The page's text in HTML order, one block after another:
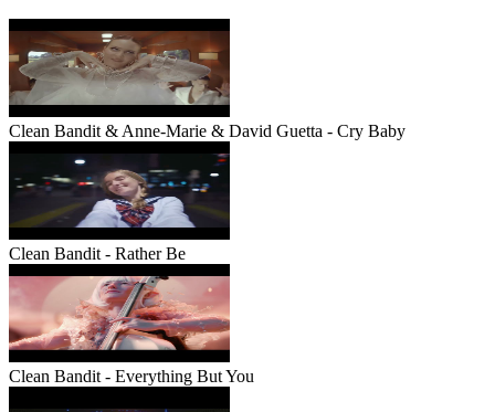
Clean Bandit & Anne-Marie & David Guetta - Cry Baby
Clean Bandit - Rather Be
Clean Bandit - Everything But You